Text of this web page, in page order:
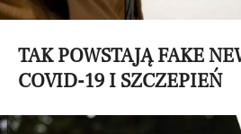
TAK POWSTAJĄ FAKE
COVID-19 I SZCZEPIEŃ